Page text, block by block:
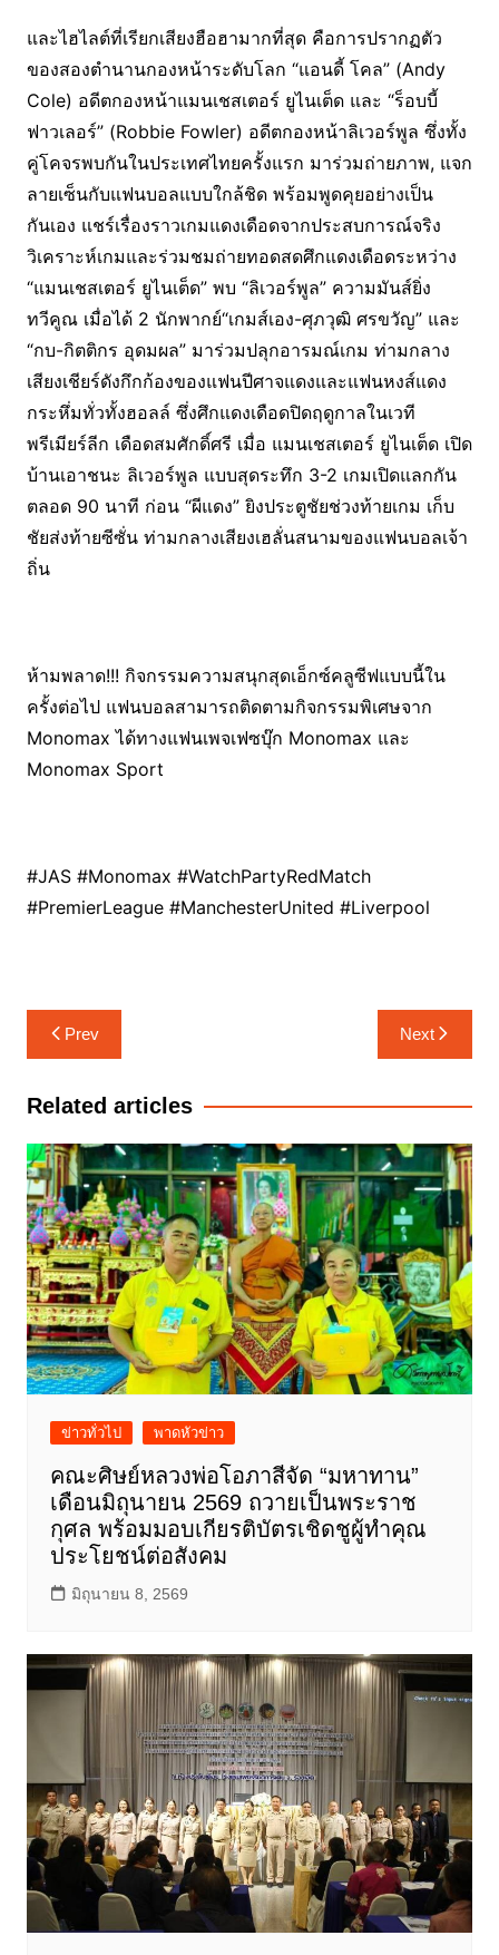
และไฮไลต์ที่เรียกเสียงฮือฮามากที่สุด คือการปรากฏตัว
ของสองตำนานกองหน้าระดับโลก “แอนดี้ โคล” (Andy
Cole) อดีตกองหน้าแมนเชสเตอร์ ยูไนเต็ด และ “ร็อบบี้
ฟาวเลอร์” (Robbie Fowler) อดีตกองหน้าลิเวอร์พูล ซึ่งทั้ง
คู่โคจรพบกันในประเทศไทยครั้งแรก มาร่วมถ่ายภาพ, แจก
ลายเซ็นกับแฟนบอลแบบใกล้ชิด พร้อมพูดคุยอย่างเป็น
กันเอง แชร์เรื่องราวเกมแดงเดือดจากประสบการณ์จริง
วิเคราะห์เกมและร่วมชมถ่ายทอดสดศึกแดงเดือดระหว่าง
“แมนเชสเตอร์ ยูไนเต็ด” พบ “ลิเวอร์พูล” ความมันส์ยิ่ง
ทวีคูณ เมื่อได้ 2 นักพากย์“เกมส์เอง-ศุภวุฒิ ศรขวัญ” และ
“กบ-กิตติกร อุดมผล” มาร่วมปลุกอารมณ์เกม ท่ามกลาง
เสียงเชียร์ดังกึกก้องของแฟนปีศาจแดงและแฟนหงส์แดง
กระหึ่มทั่วทั้งฮอลล์ ซึ่งศึกแดงเดือดปิดฤดูกาลในเวที
พรีเมียร์ลีก เดือดสมศักดิ์ศรี เมื่อ แมนเชสเตอร์ ยูไนเต็ด เปิด
บ้านเอาชนะ ลิเวอร์พูล แบบสุดระทึก 3-2 เกมเปิดแลกกัน
ตลอด 90 นาที ก่อน “ผีแดง” ยิงประตูชัยช่วงท้ายเกม เก็บ
ชัยส่งท้ายซีซั่น ท่ามกลางเสียงเฮลั่นสนามของแฟนบอลเจ้า
ถิ่น
ห้ามพลาด!!! กิจกรรมความสนุกสุดเอ็กซ์คลูซีฟแบบนี้ใน
ครั้งต่อไป แฟนบอลสามารถติดตามกิจกรรมพิเศษจาก
Monomax ได้ทางแฟนเพจเฟซบุ๊ก Monomax และ
Monomax Sport
#JAS #Monomax #WatchPartyRedMatch
#PremierLeague #ManchesterUnited #Liverpool
แนะแนว
เรื่อง
Prev Next
Related articles
ข่าวทั่วไป พาดหัวข่าว
คณะศิษย์หลวงพ่อโอภาสีจัด “มหาทาน”
เดือนมิถุนายน 2569 ถวายเป็นพระราช
กุศล พร้อมมอบเกียรติบัตรเชิดชูผู้ทำคุณ
ประโยชน์ต่อสังคม
มิถุนายน 8, 2569